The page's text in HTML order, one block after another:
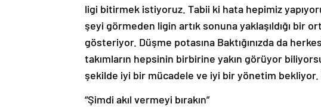
ligi bitirmek istiyoruz. Tabii ki hata hepimiz
şeyi görmeden ligin artık sonuna yaklaşıldığı bir
gösteriyor. Düşme potasına Baktığınızda da
takımların hepsinin birbirine yakın görüyor
şekilde iyi bir mücadele ve iyi bir yönetim bekliyor.
“Şimdi akıl vermeyi bırakın”